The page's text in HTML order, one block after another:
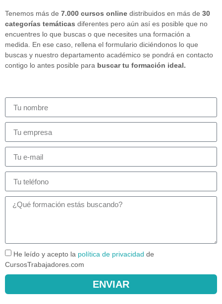
Tenemos más de 7.000 cursos online distribuidos en más de 30
categorías temáticas diferentes pero aún así es posible que no
encuentres lo que buscas o que necesites una formación a
medida. En ese caso, rellena el formulario diciéndonos lo que
buscas y nuestro departamento académico se pondrá en contacto
contigo lo antes posible para buscar tu formación ideal.
He leído y acepto la política de privacidad de
CursosTrabajadores.com
ENVIAR